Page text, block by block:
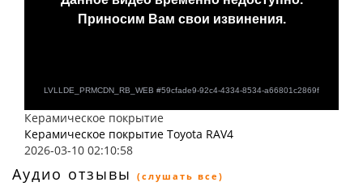
Керамическое покрытие
Керамическое покрытие Toyota RAV4
2026-03-10 02:10:58
Аудио отзывы (слушать все)